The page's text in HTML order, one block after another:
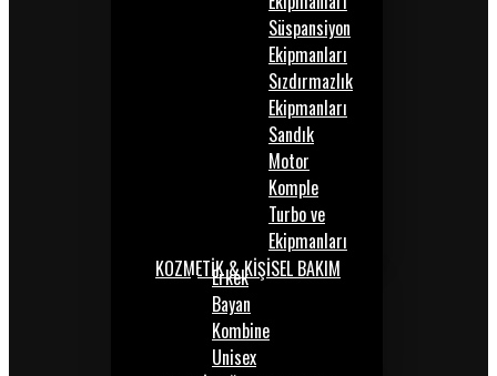
Süspansiyon
Ekipmanları
Sızdırmazlık
Ekipmanları
Sandık
Motor
Komple
Turbo ve
Ekipmanları
KOZMETİK & KİŞİSEL BAKIM
Erkek
Bayan
Kombine
Unisex